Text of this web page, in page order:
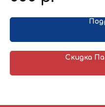
дыхательных путей и
Скидка